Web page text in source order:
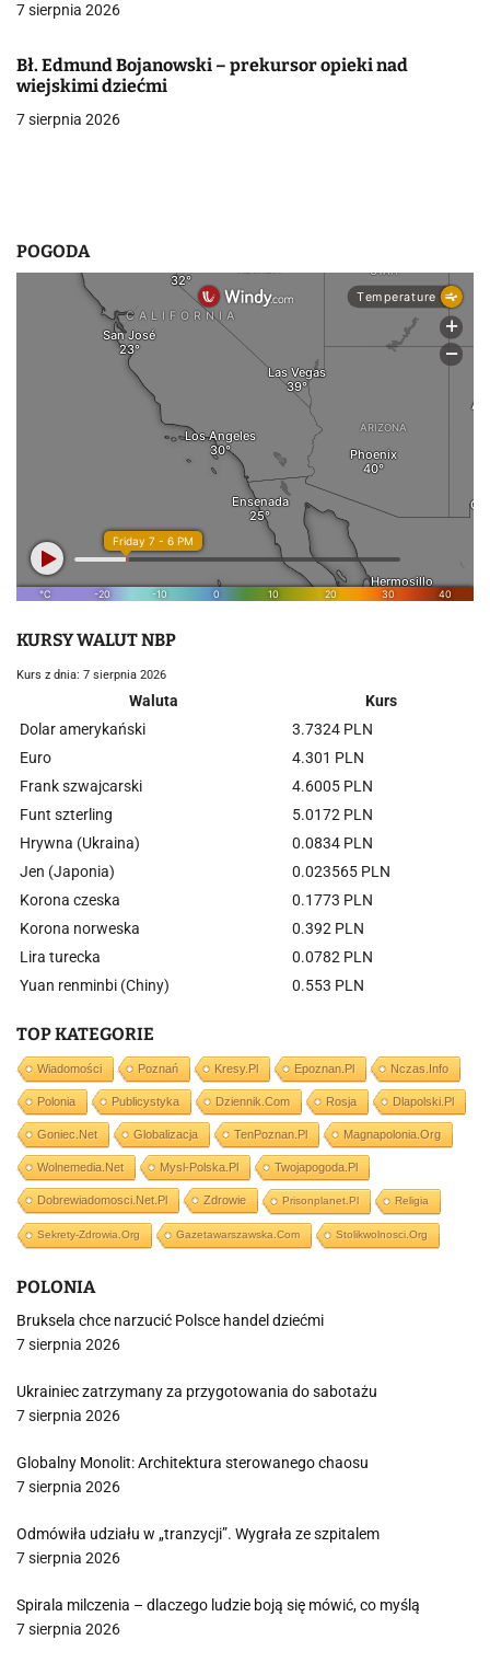
p
i
s
7 sierpnia 2026
Bł. Edmund Bojanowski – prekursor opieki nad
wiejskimi dziećmi
7 sierpnia 2026
POGODA
KURSY WALUT NBP
Kurs z dnia: 7 sierpnia 2026
Waluta
Kurs
Dolar amerykański
3.7324 PLN
Euro
4.301 PLN
Frank szwajcarski
4.6005 PLN
Funt szterling
5.0172 PLN
Hrywna (Ukraina)
0.0834 PLN
Jen (Japonia)
0.023565 PLN
Korona czeska
0.1773 PLN
Korona norweska
0.392 PLN
Lira turecka
0.0782 PLN
Yuan renminbi (Chiny)
0.553 PLN
TOP KATEGORIE
Wiadomości Poznań Kresy.pl Epoznan.pl Nczas.info
Polonia Publicystyka Dziennik.com Rosja Dlapolski.pl
Goniec.net Globalizacja TenPoznan.pl Magnapolonia.org
Wolnemedia.net Mysl-Polska.pl Twojapogoda.pl
Dobrewiadomosci.net.pl Zdrowie Prisonplanet.pl Religia
Sekrety-Zdrowia.org Gazetawarszawska.com Stolikwolnosci.org
POLONIA
Bruksela chce narzucić Polsce handel dziećmi
7 sierpnia 2026
Ukrainiec zatrzymany za przygotowania do sabotażu
7 sierpnia 2026
Globalny Monolit: Architektura sterowanego chaosu
7 sierpnia 2026
Odmówiła udziału w „tranzycji”. Wygrała ze szpitalem
7 sierpnia 2026
Spirala milczenia – dlaczego ludzie boją się mówić, co myślą
7 sierpnia 2026